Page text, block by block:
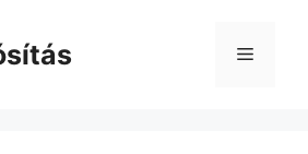
Menü